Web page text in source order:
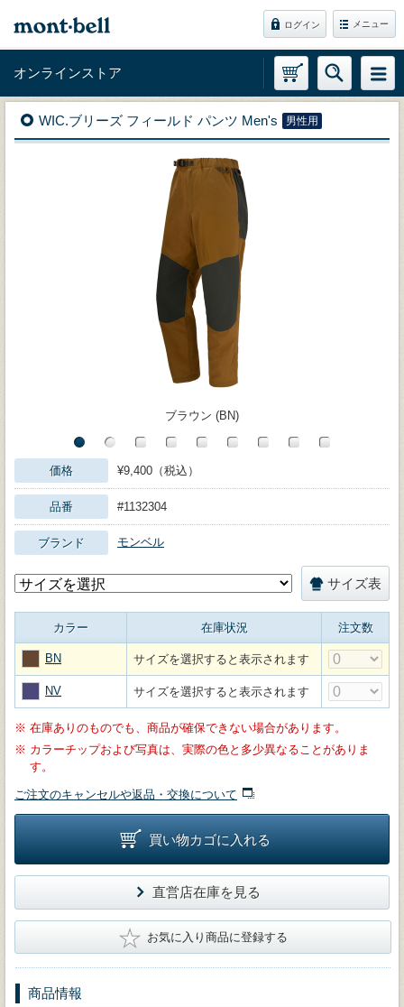
ログイン メニュー
オンラインストア
WIC.ブリーズ フィールド パンツ Men's 男性用
ブラウン (BN)
価格 ¥9,400（税込）
品番 #1132304
ブランド モンベル
サイズ表
カラー 在庫状況 注文数
BN サイズを選択すると表示されます
NV サイズを選択すると表示されます
※ 在庫ありのものでも、商品が確保できない場合があります。
※ カラーチップおよび写真は、実際の色と多少異なることがありま
す。
ご注文のキャンセルや返品・交換について
買い物カゴに入れる
直営店在庫を見る
★ お気に入り商品に登録する
商品情報